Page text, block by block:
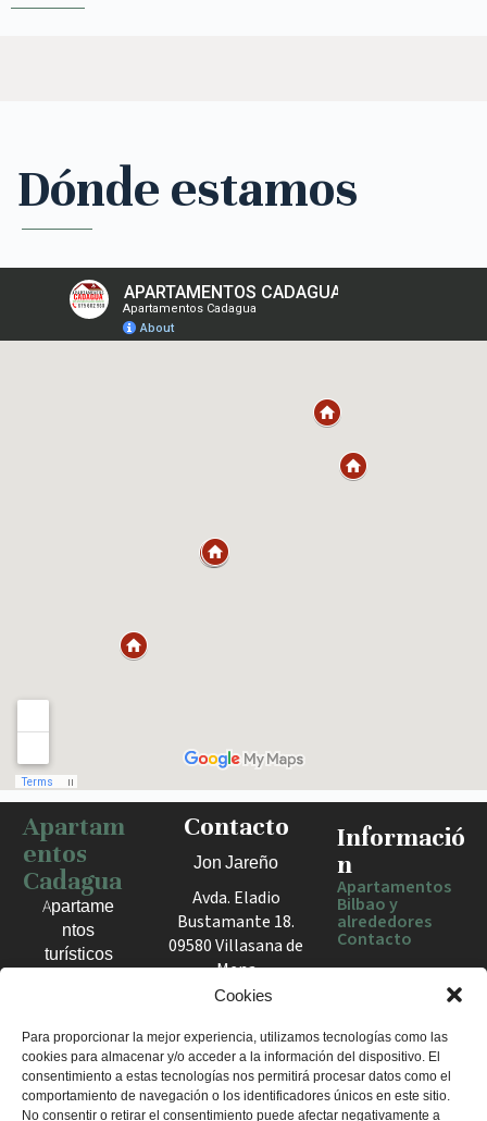
Cookies
Para proporcionar la mejor experiencia, utilizamos tecnologías como las
cookies para almacenar y/o acceder a la información del dispositivo. El
consentimiento a estas tecnologías nos permitirá procesar datos como el
comportamiento de navegación o los identificadores únicos en este sitio.
No consentir o retirar el consentimiento puede afectar negativamente a
Dónde estamos
Haz clic para activar el mapa
Apartam
entos
Cadagua
Apartame
ntos
turísticos
el Valle
de Mena.
Estancias
cómodas
Contacto
Jon Jareño
Avda. Eladio
Bustamante 18.
09580 Villasana de
Mena
España
+34 675 602
960
apartamentosc
Informació
n
Apartamentos
Bilbao y
alrededores
Contacto